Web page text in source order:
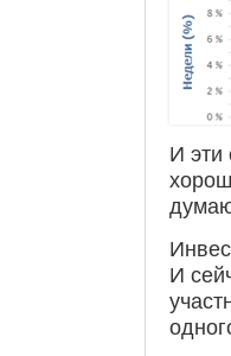
И эти
И